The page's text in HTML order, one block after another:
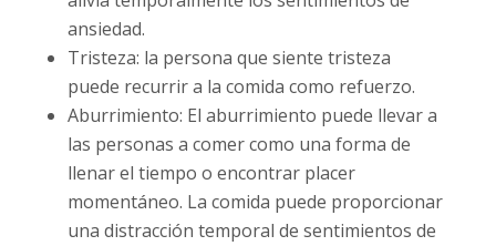
ansiedad.
Tristeza: la persona que siente tristeza
puede recurrir a la comida como refuerzo.
Aburrimiento: El aburrimiento puede llevar a
las personas a comer como una forma de
llenar el tiempo o encontrar placer
momentáneo. La comida puede proporcionar
una distracción temporal de sentimientos de